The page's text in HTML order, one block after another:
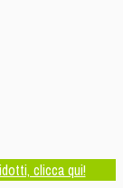
clicca qui!